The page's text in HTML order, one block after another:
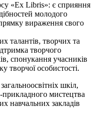
«Ех Libris»: є сприяння
молодого
вираження свого
талантів, творчих та
творчого
спонукання учасників
творчої особистості.
шкіл,
прикладного мистецтва
навчальних закладів